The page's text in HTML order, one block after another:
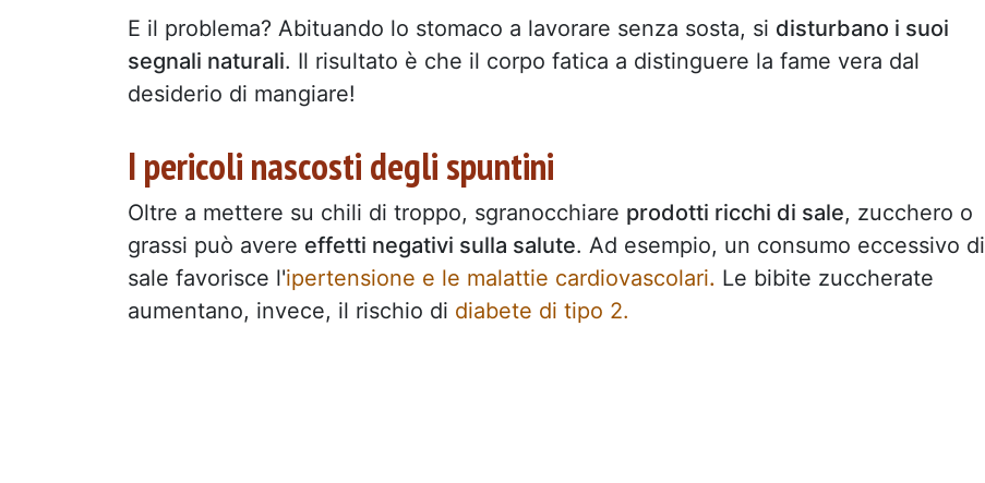
E il problema? Abituando lo stomaco a lavorare senza sosta, si disturbano i suoi
segnali naturali. Il risultato è che il corpo fatica a distinguere la fame vera dal
desiderio di mangiare!
I pericoli nascosti degli spuntini
Oltre a mettere su chili di troppo, sgranocchiare prodotti ricchi di sale, zucchero o
grassi può avere effetti negativi sulla salute. Ad esempio, un consumo eccessivo di
sale favorisce l'ipertensione e le malattie cardiovascolari. Le bibite zuccherate
aumentano, invece, il rischio di diabete di tipo 2.